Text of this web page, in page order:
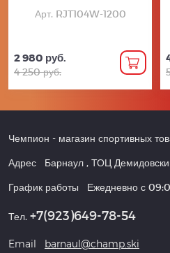
Арт. RJT104W-1200
2 980 руб.
4 250 руб.
Чемпион - магазин спортивных
Адрес Барнаул , ТОЦ
График работы Ежедневно с
Тел. +7(923)649-78-54
Email barnaul@champ.ski